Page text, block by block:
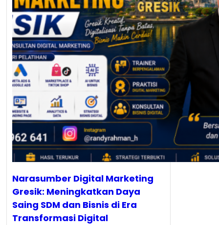
Narasumber Digital Marketing
Gresik: Meningkatkan Daya
Saing SDM dan Bisnis di Era
Transformasi Digital